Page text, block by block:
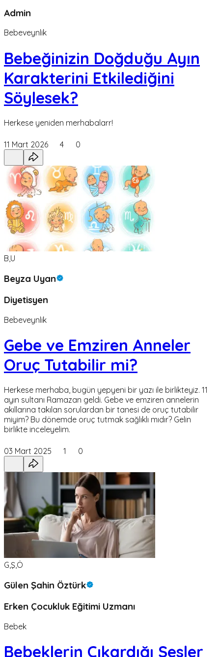
Admin
Bebeveynlik
Bebeğinizin Doğduğu Ayın
Karakterini Etkilediğini
Söylesek?
Herkese yeniden merhabalarr!
11 Mart 2026 4 0
B,U
Beyza Uyan
Diyetisyen
Bebeveynlik
Gebe ve Emziren Anneler
Oruç Tutabilir mi?
Herkese merhaba, bugün yepyeni bir yazı ile birlikteyiz. 11
ayın sultanı Ramazan geldi. Gebe ve emziren annelerin
akıllarına takılan sorulardan bir tanesi de oruç tutabilir
miyim? Bu dönemde oruç tutmak sağlıklı mıdır? Gelin
birlikte inceleyelim.
03 Mart 2025 1 0
G,Ş,Ö
Gülen Şahin Öztürk
Erken Çocukluk Eğitimi Uzmanı
Bebek
Bebeklerin Çıkardığı Sesler